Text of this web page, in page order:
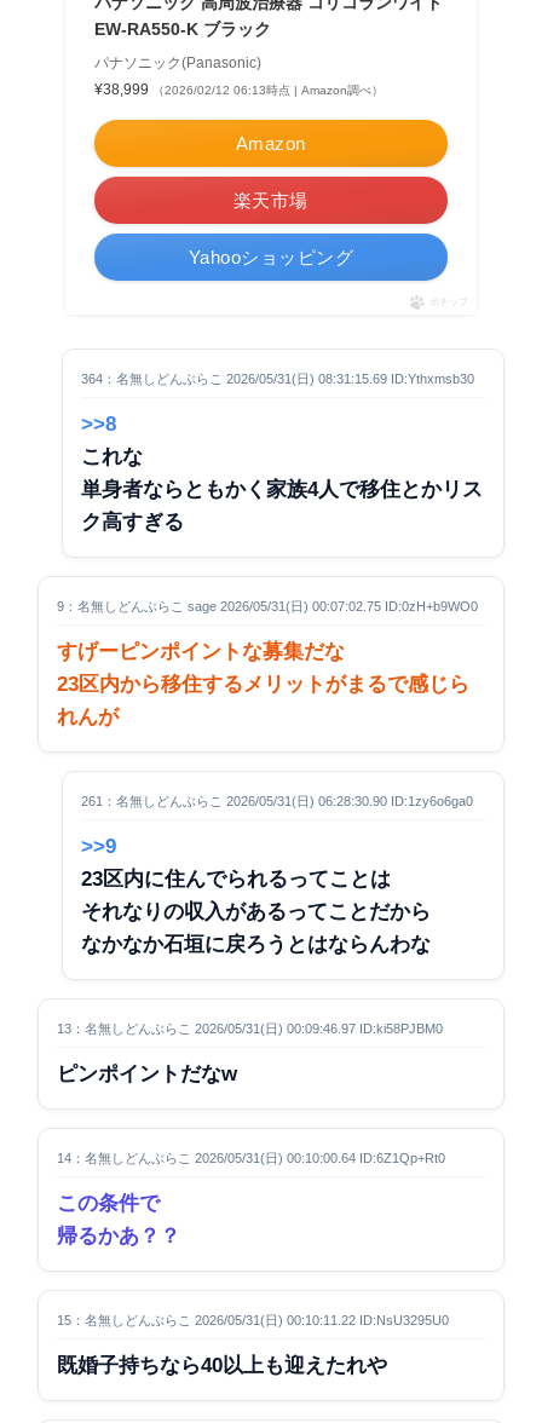
EW-RA550-K ブラック
パナソニック(Panasonic)
¥38,999
（2026/02/12 06:13時点 | Amazon調べ）
Amazon
楽天市場
Yahooショッピング
ポチップ
364：名無しどんぶらこ 2026/05/31(日) 08:31:15.69 ID:Ythxmsb30
>>8
これな
単身者ならともかく家族4人で移住とかリス
ク高すぎる
9：名無しどんぶらこ sage 2026/05/31(日) 00:07:02.75 ID:0zH+b9WO0
すげーピンポイントな募集だな
23区内から移住するメリットがまるで感じら
れんが
261：名無しどんぶらこ 2026/05/31(日) 06:28:30.90 ID:1zy6o6ga0
>>9
23区内に住んでられるってことは
それなりの収入があるってことだから
なかなか石垣に戻ろうとはならんわな
13：名無しどんぶらこ 2026/05/31(日) 00:09:46.97 ID:ki58PJBM0
ピンポイントだなw
14：名無しどんぶらこ 2026/05/31(日) 00:10:00.64 ID:6Z1Qp+Rt0
この条件で
帰るかあ？？
15：名無しどんぶらこ 2026/05/31(日) 00:10:11.22 ID:NsU3295U0
既婚子持ちなら40以上も迎えたれや